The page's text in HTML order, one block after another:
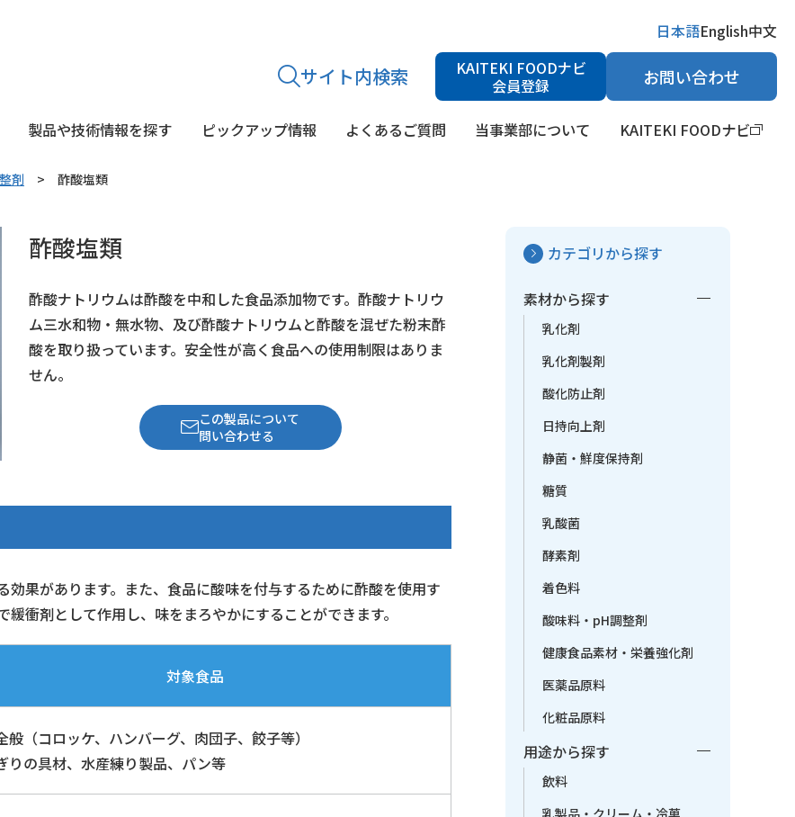
日本語English中文
サイト内検索
KAITEKI FOODナビ
会員登録
お問い合わせ
製品や技術情報を探す ピックアップ情報
文献紹介・学会発表
よくあるご質問 当事業部について KAITEKI FOODナビ
剤 酢酸塩類
酢酸塩類
酢酸ナトリウムは酢酸を中和した食品添加物です。酢酸ナトリウ
ム三水和物・無水物、及び酢酸ナトリウムと酢酸を混ぜた粉末酢
酸を取り扱っています。安全性が高く食品への使用制限はありま
せん。
この製品について
問い合わせる
果があります。また、食品に酸味を付与するために酢酸を使用す
衝剤として作用し、味をまろやかにすることができます。
対象食品
般（コロッケ、ハンバーグ、肉団子、餃子等）
りの具材、水産練り製品、パン等
カテゴリから探す
素材から探す
乳化剤
乳化剤製剤
酸化防止剤
日持向上剤
静菌・鮮度保持剤
糖質
乳酸菌
酵素剤
着色料
酸味料・pH調整剤
健康食品素材・栄養強化剤
医薬品原料
化粧品原料
用途から探す
飲料
乳製品・クリーム・冷菓